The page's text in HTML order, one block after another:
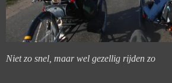
Niet zo snel, maar wel gezellig rijden zo